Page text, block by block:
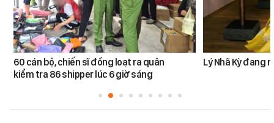
60 cán bộ, chiến sĩ đồng loạt ra quân
kiểm tra 86 shipper lúc 6 giờ sáng
Lý Nhã Kỳ đang